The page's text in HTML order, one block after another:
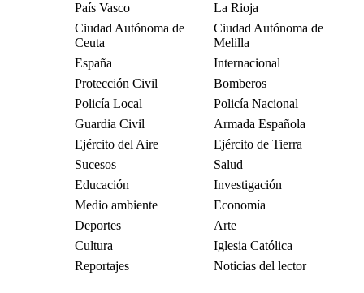
País Vasco
La Rioja
Ciudad Autónoma de
Ceuta
Ciudad Autónoma de
Melilla
España
Internacional
Protección Civil
Bomberos
Policía Local
Policía Nacional
Guardia Civil
Armada Española
Ejército del Aire
Ejército de Tierra
Sucesos
Salud
Educación
Investigación
Medio ambiente
Economía
Deportes
Arte
Cultura
Iglesia Católica
Reportajes
Noticias del lector